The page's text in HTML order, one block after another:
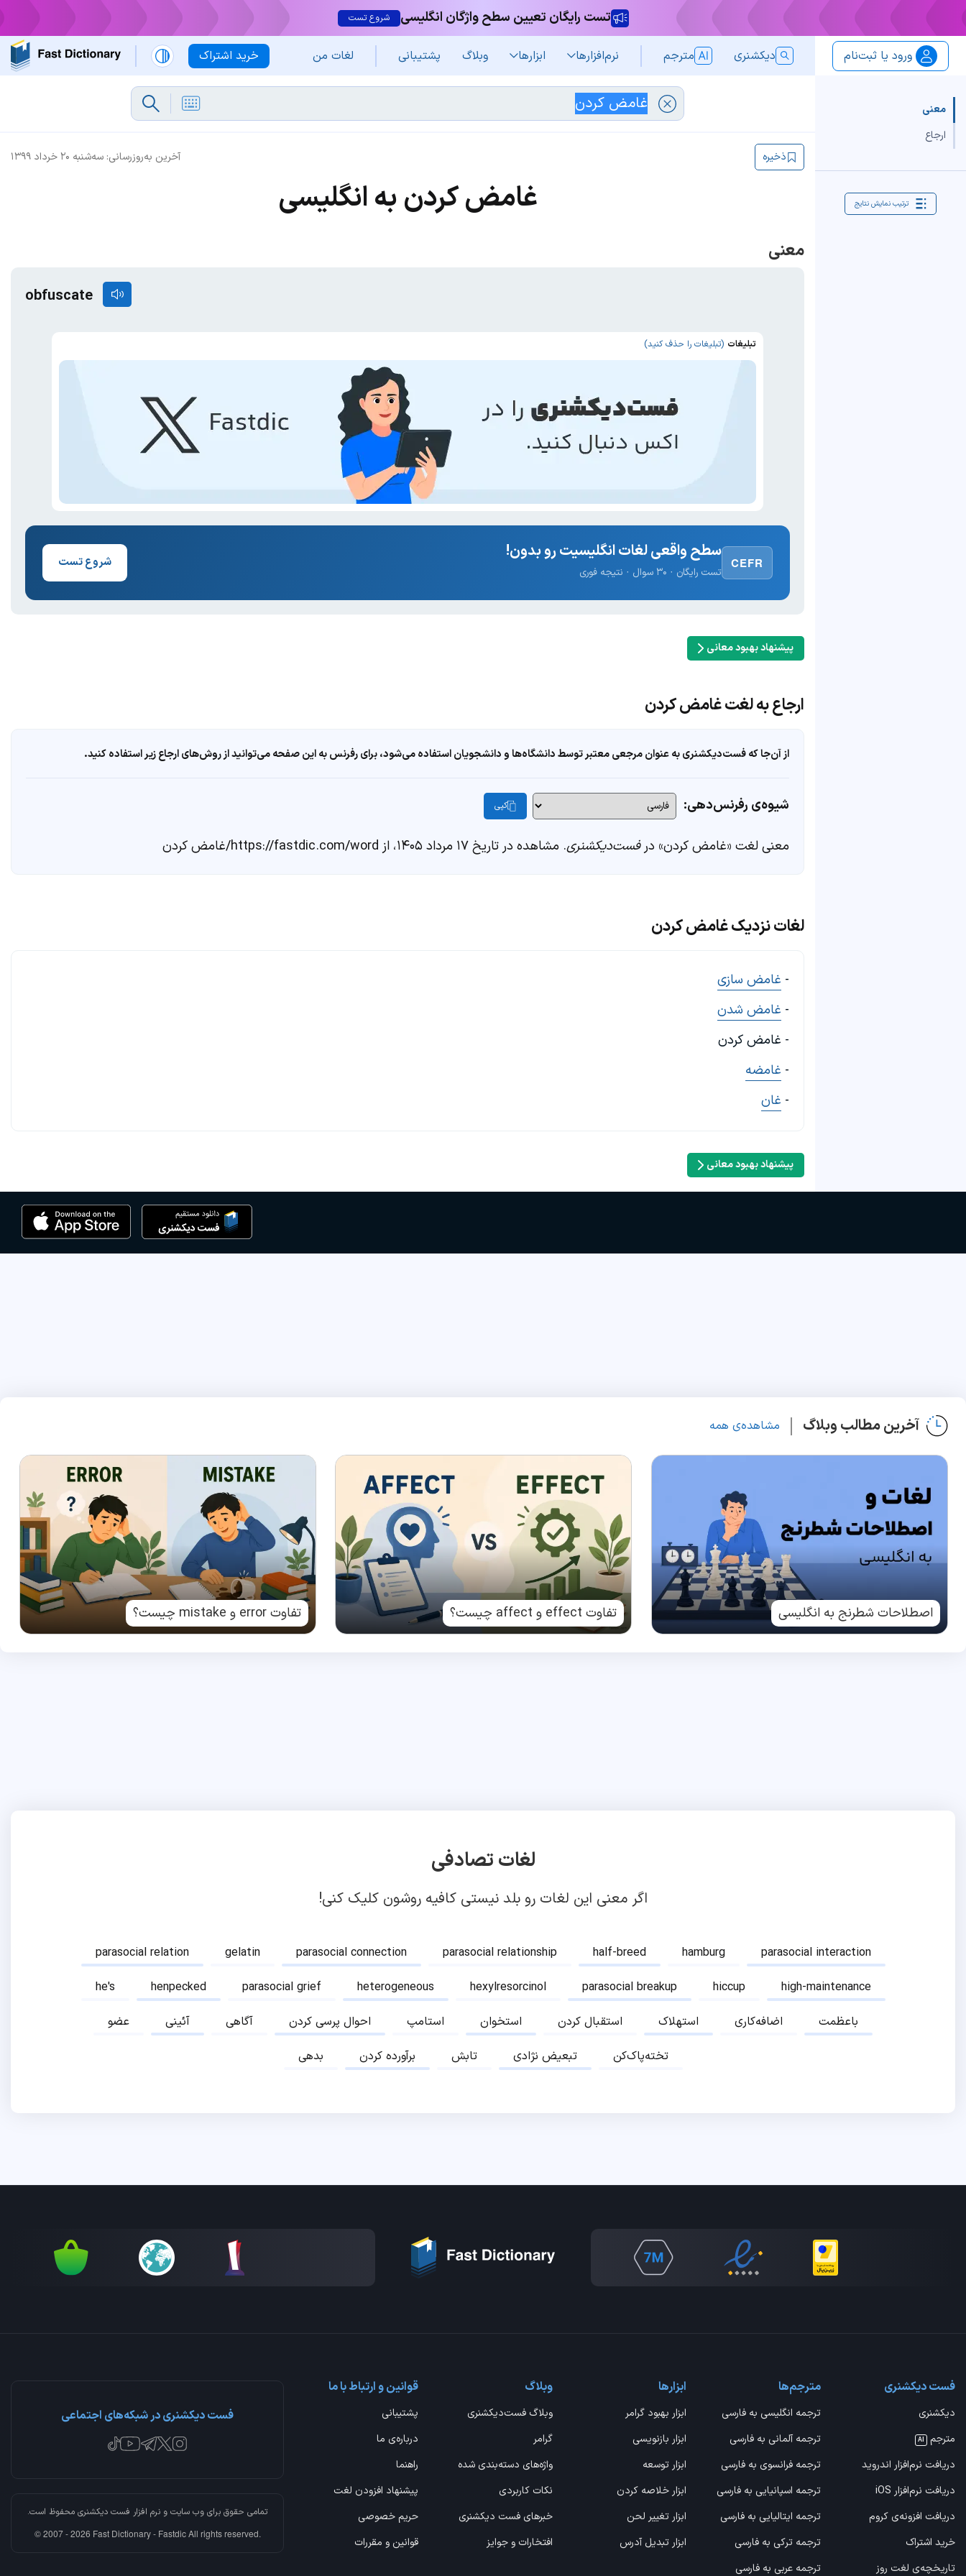
تست رایگان تعیین سطح واژگان انگلیسی شروع تست
خرید اشتراک ورود یا ثبت‌نام دیکشنری مترجم نرم‌افزار‌ها ابزارها وبلاگ پشتیبانی لغات من
معنی
ارجاع
ترتیب نمایش نتایج
آخرین به‌روزرسانی: سه‌شنبه ۲۰ خرداد ۱۳۹۹ ذخیره
غامض کردن به انگلیسی
معنی
obfuscate
تبلیغات (تبلیغات را حذف کنید)
CEFR
سطح واقعی لغات انگلیسیت رو بدون!
تست رایگان · ۳۰ سوال · نتیجه فوری
شروع تست
پیشنهاد بهبود معانی
ارجاع به لغت غامض کردن
از آن‌جا که فست‌دیکشنری به عنوان مرجعی معتبر توسط دانشگاه‌ها و دانشجویان استفاده می‌شود، برای رفرنس به این صفحه می‌توانید از روش‌های ارجاع زیر استفاده کنید.
شیوه‌ی رفرنس‌دهی: کپی
معنی لغت «غامض کردن» درفست‌دیکشنری. مشاهده در تاریخ ۱۷ مرداد ۱۴۰۵، از https://fastdic.com/word/غامض کردن
لغات نزدیک غامض کردن
- غامض سازی
- غامض شدن
- غامض کردن
- غامضه
- غان
پیشنهاد بهبود معانی
آخرین مطالب وبلاگ مشاهده‌ی همه
اصطلاحات شطرنج به انگلیسی تفاوت effect و affect چیست؟ تفاوت error و mistake چیست؟
لغات تصادفی
اگر معنی این لغات رو بلد نیستی کافیه روشون کلیک کنی!
parasocial relation gelatin parasocial connection parasocial relationship half-breed hamburg
parasocial interaction
he's
henpecked parasocial grief heterogeneous hexylresorcinol parasocial breakup hiccup
high-maintenance
عضو
آئینی آگاهی احوال پرسی کردن استامپ استخوان استقبال کردن استهلاک اضافه‌کاری
باعظمت
بدهی
برآورده کردن تابش تبعیض نژادی تخته‌پاک‌کن
فست دیکشنری
دیکشنری
مترجم
AI
دریافت نرم‌افزار اندروید
دریافت نرم‌افزار iOS
دریافت افزونه‌ی کروم
خرید اشتراک
تاریخچه‌ی لغت روز
مترجم‌ها
ترجمه انگلیسی به فارسی
ترجمه آلمانی به فارسی
ترجمه فرانسوی به فارسی
ترجمه اسپانیایی به فارسی
ترجمه ایتالیایی به فارسی
ترجمه ترکی به فارسی
ترجمه عربی به فارسی
ابزارها
ابزار بهبود گرامر
ابزار بازنویسی
ابزار توسعه
ابزار خلاصه کردن
ابزار تغییر لحن
ابزار تبدیل آدرس
وبلاگ
وبلاگ فست‌دیکشنری
گرامر
واژه‌های دسته‌بندی شده
نکات کاربردی
خبرهای فست دیکشنری
افتخارات و جوایز
قوانین و ارتباط با ما
پشتیبانی
درباره‌ی ما
راهنما
پیشنهاد افزودن لغت
حریم خصوصی
قوانین و مقررات
فست دیکشنری در شبکه‌های اجتماعی
تمامی حقوق برای وب سایت و نرم افزار فست دیکشنریمحفوظ است.
© 2007 - 2026 Fast Dictionary - Fastdic All rights reserved.